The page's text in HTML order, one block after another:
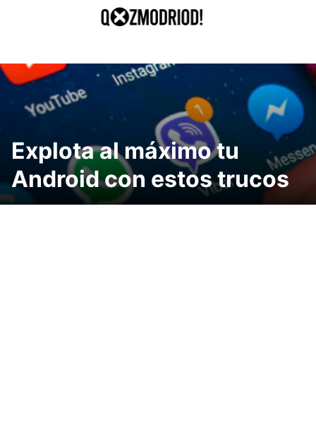
Explota al máximo tu
Android con estos trucos